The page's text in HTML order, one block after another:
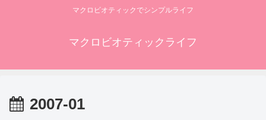
マクロビオティックでシンプルライフ
マクロビオティックライフ
2007-01